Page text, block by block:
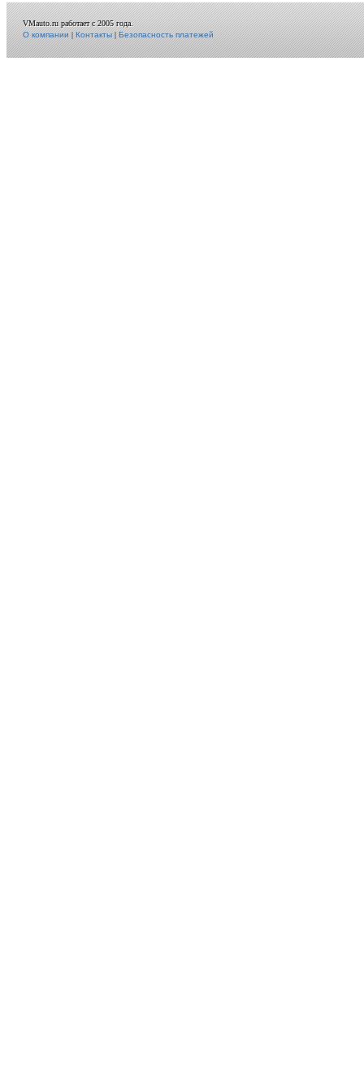
VMauto.ru работает с 2005 года.
О компании|Контакты|Безопасность платежей